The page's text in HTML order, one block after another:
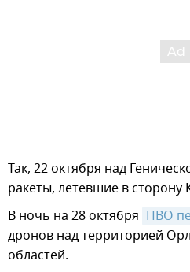
Так, 22 октября над
ракеты, летевшие в сторону
В ночь на 28 октября ПВО
дронов над территорией
областей.